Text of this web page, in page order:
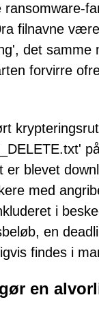
filnavne
det
forvirre
er blevet
med
i
en
findes i
en